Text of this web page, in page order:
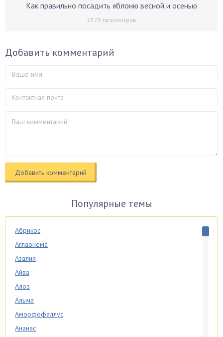
Как правильно посадить яблоню весной и осенью
2579 просмотров
Добавить комментарий
Популярные темы
Абрикос
Аглаонема
Азалия
Айва
Алоэ
Алыча
Аморфофаллус
Ананас